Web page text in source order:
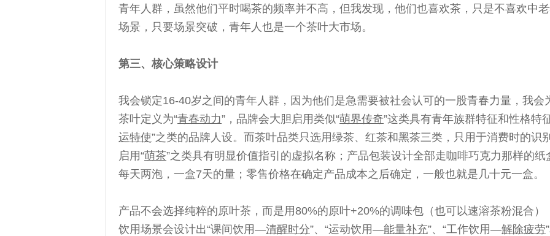
青年人群，虽然他们平时喝茶的频率并不高，但我发现，他们也喜欢茶，只是不喜欢中
场景，只要场景突破，青年人也是一个茶叶大市场。
第三、核心策略设计
我会锁定16-40岁之间的青年人群，因为他们是急需要被社会认可的一股青春力量，我
茶叶定义为“青春动力”，品牌会大胆启用类似“萌界传奇”这类具有青年族群特征和性格特
运特使”之类的品牌人设。而茶叶品类只选用绿茶、红茶和黑茶三类，只用于消费时的识
启用“萌茶”之类具有明显价值指引的虚拟名称；产品包装设计全部走咖啡巧克力那样的
每天两泡，一盒7天的量；零售价格在确定产品成本之后确定，一般也就是几十元一盒。
产品不会选择纯粹的原叶茶，而是用80%的原叶+20%的调味包（也可以速溶茶粉混合
饮用场景会设计出“课间饮用—清醒时分”、“运动饮用—能量补充”、“工作饮用—解除疲劳